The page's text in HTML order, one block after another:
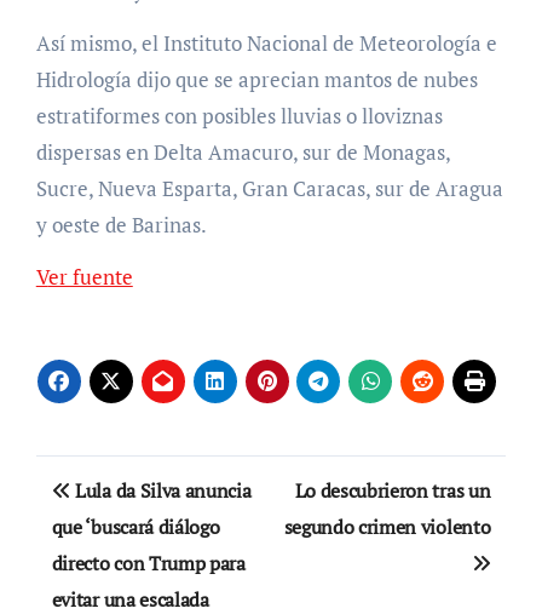
Así mismo, el Instituto Nacional de Meteorología e
Hidrología dijo que se aprecian mantos de nubes
estratiformes con posibles lluvias o lloviznas
dispersas en Delta Amacuro, sur de Monagas,
Sucre, Nueva Esparta, Gran Caracas, sur de Aragua
y oeste de Barinas.
Ver fuente
Navegación
de
entradas
Lula da Silva anuncia
que ‘buscará diálogo
directo con Trump para
evitar una escalada
Lo descubrieron tras un
segundo crimen violento